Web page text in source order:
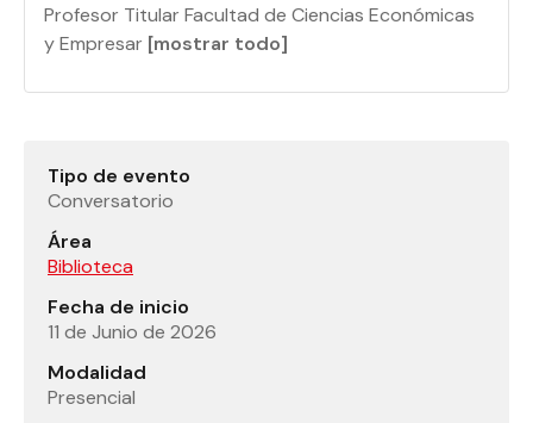
Profesor Titular Facultad de Ciencias Económicas
y Empresar [mostrar todo]
Tipo de evento
Conversatorio
Área
Biblioteca
Fecha de inicio
11 de Junio de 2026
Modalidad
Presencial